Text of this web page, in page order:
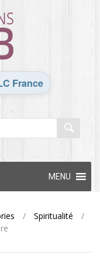
France
MENU
/ Spiritualité
/